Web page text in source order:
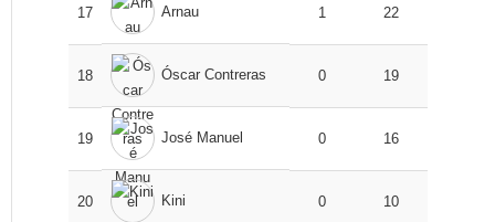
17 Arnau 1 22
18 Óscar Contreras 0 19
19 José Manuel 0 16
20 Kini 0 10